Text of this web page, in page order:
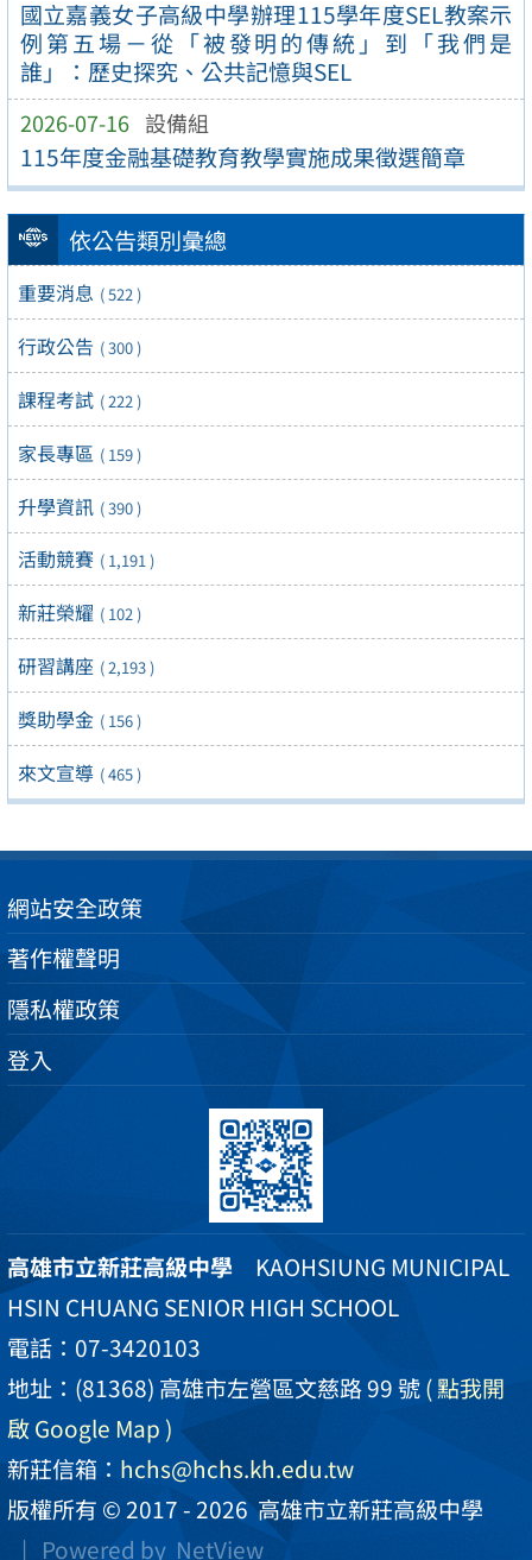
國立嘉義女子高級中學辦理115學年度SEL教案示
例第五場－從「被發明的傳統」到「我們是
誰」：歷史探究、公共記憶與SEL
2026-07-16 設備組
115年度金融基礎教育教學實施成果徵選簡章
依公告類別彙總
重要消息 ( 522 )
行政公告 ( 300 )
課程考試 ( 222 )
家長專區 ( 159 )
升學資訊 ( 390 )
活動競賽 ( 1,191 )
新莊榮耀 ( 102 )
研習講座 ( 2,193 )
獎助學金 ( 156 )
來文宣導 ( 465 )
網站安全政策
著作權聲明
隱私權政策
登入
高雄市立新莊高級中學 KAOHSIUNG MUNICIPAL
HSIN CHUANG SENIOR HIGH SCHOOL
電話：07-3420103
地址：(81368) 高雄市左營區文慈路 99 號( 點我開
啟 Google Map )
新莊信箱： hchs@hchs.kh.edu.tw
版權所有 © 2017 - 2026高雄市立新莊高級中學
| Powered by NetView